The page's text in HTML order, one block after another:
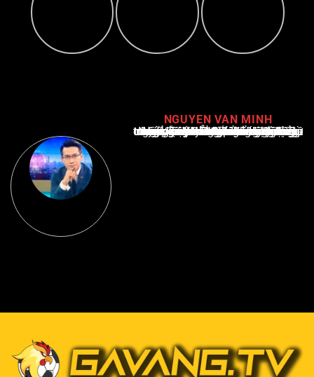
NGUYEN VAN MINH
Nguyễn Văn Minh là một trong những chuyên gia hàng đầu về báo cáo tin tức thể thao tại Việt Nam, với hơn 10 năm hoạt động trong ngành. Ông có kiến thức sâu rộng và kinh nghiệm đáng kể trong việc phân tích và báo cáo về các sự kiện thể thao hàng đầu. Sự hiểu biết sâu sắc của ông về ngành này đã giúp ông xây dựng uy tín và danh tiếng trong cộng đồng báo chí thể thao.